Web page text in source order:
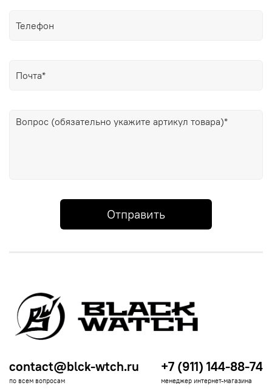
Отправить
contact@blck-wtch.ru
по всем вопросам
+7 (911) 144-88-74
менеджер интернет-магазина